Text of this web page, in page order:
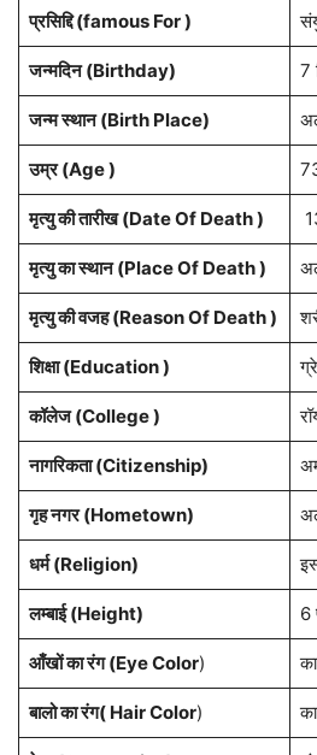
प्रसिद्दि (famous For )
जन्मदिन (Birthday) 7
जन्म स्थान (Birth Place)
उम्र (Age )
मृत्यु की तारीख (Date Of Death )
मृत्यु का स्थान (Place Of Death )
मृत्यु की वजह (Reason Of Death )
शिक्षा (Education )
कॉलेज (College )
नागरिकता(Citizenship)
गृह नगर(Hometown)
धर्म (Religion)
लम्बाई (Height) 6
आँखों का रंग (Eye Color)
बालो का रंग( Hair Color)